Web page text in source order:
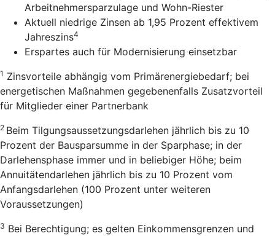
Arbeitnehmersparzulage und Wohn-Riester
Aktuell niedrige Zinsen ab 1,95 Prozent effektivem
Jahreszins4
Erspartes auch für Modernisierung einsetzbar
1 Zinsvorteile abhängig vom Primärenergiebedarf; bei
energetischen Maßnahmen gegebenenfalls Zusatzvorteil
für Mitglieder einer Partnerbank
2 Beim Tilgungsaussetzungsdarlehen jährlich bis zu 10
Prozent der Bausparsumme in der Sparphase; in der
Darlehensphase immer und in beliebiger Höhe; beim
Annuitätendarlehen jährlich bis zu 10 Prozent vom
Anfangsdarlehen (100 Prozent unter weiteren
Voraussetzungen)
3 Bei Berechtigung; es gelten Einkommensgrenzen und